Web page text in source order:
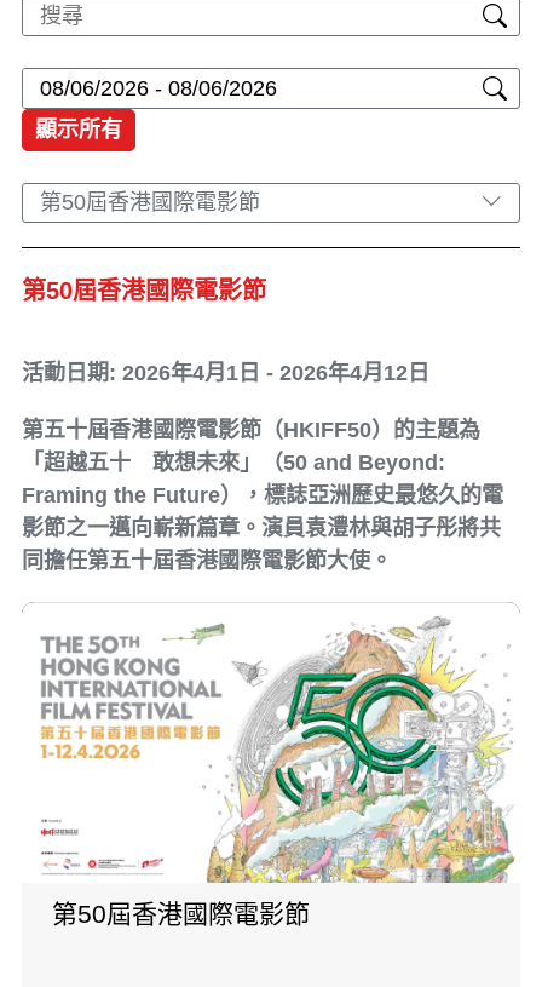
顯示所有
第50屆香港國際電影節
第50屆香港國際電影節
活動日期: 2026年4月1日 - 2026年4月12日
第五十屆香港國際電影節（HKIFF50）的主題為
「超越五十 敢想未來」（50 and Beyond:
Framing the Future），標誌亞洲歷史最悠久的電
影節之一邁向嶄新篇章。演員袁澧林與胡子彤將共
同擔任第五十屆香港國際電影節大使。
第50屆香港國際電影節